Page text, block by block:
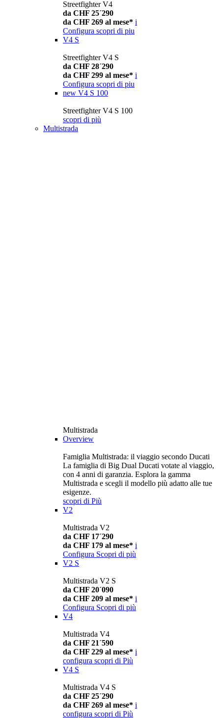
Streetfighter V4
da CHF 25´290
da CHF 269 al mese* i
Configura scopri di piu
V4 S
Streetfighter V4 S
da CHF 28´290
da CHF 299 al mese* i
Configura scopri di piu
new V4 S 100
Streetfighter V4 S 100
scopri di più
Multistrada
Multistrada
Overview
Famiglia Multistrada: il viaggio secondo Ducati
La famiglia di Big Dual Ducati votate al viaggio,
con 4 anni di garanzia. Esplora la gamma
Multistrada e scegli il modello più adatto alle tue
esigenze.
scopri di Più
V2
Multistrada V2
da CHF 17´290
da CHF 179 al mese* i
Configura Scopri di più
V2 S
Multistrada V2 S
da CHF 20´090
da CHF 209 al mese* i
Configura Scopri di più
V4
Multistrada V4
da CHF 21´590
da CHF 229 al mese* i
configura scopri di Più
V4 S
Multistrada V4 S
da CHF 25´290
da CHF 269 al mese* i
configura scopri di Più